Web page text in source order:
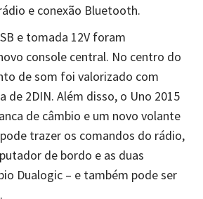
e conexão Bluetooth.
e tomada 12V foram
console central. No centro do
de som foi valorizado com
de 2DIN. Além disso, o Uno 2015
de câmbio e um novo volante
trazer os comandos do rádio,
de bordo e as duas
Dualogic – e também pode ser